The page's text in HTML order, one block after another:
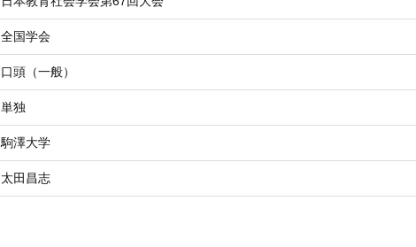
全国学会
口頭（一般）
単独
駒澤大学
太田昌志